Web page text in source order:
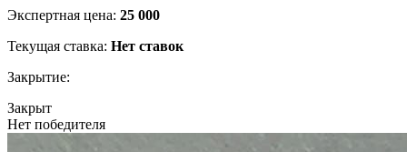
Экспертная цена: 25 000
Текущая ставка: Нет ставок
Закрытие:
Закрыт
Нет победителя